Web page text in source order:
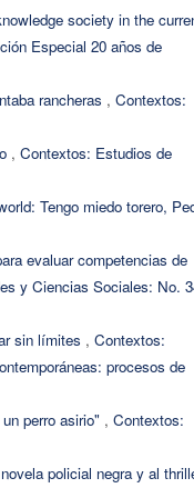
society in the
Especial 20 años de
rancheras , Contextos:
, Contextos: Estudios de
Tengo miedo torero,
evaluar competencias de
y Ciencias Sociales: No.
sin límites , Contextos:
procesos de
perro asirio" , Contextos:
policial negra y al